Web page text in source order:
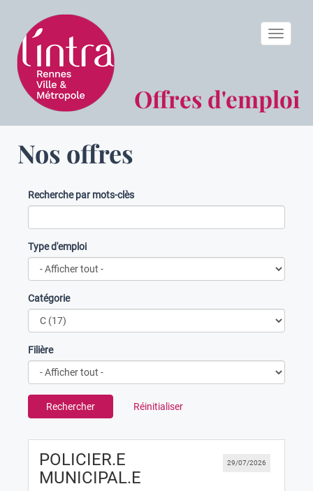
Offres d'emploi
Toggle
Nos offres
Recherche par mots-clès
Type d'emploi
Catégorie
Filière
Rechercher Réinitialiser
29/07/2026
POLICIER.E
MUNICIPAL.E